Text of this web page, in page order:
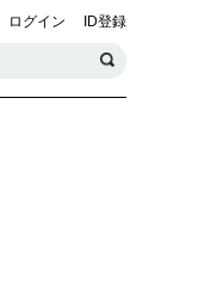
ログイン ID登録